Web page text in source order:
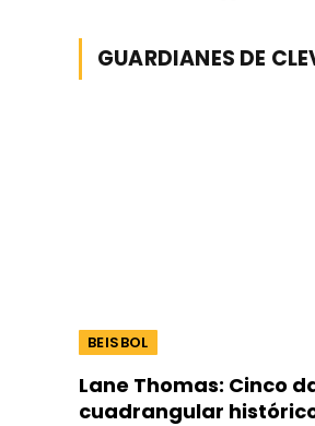
GUARDIANES DE
BEISBOL
Lane Thomas: Cinco
cuadrangular